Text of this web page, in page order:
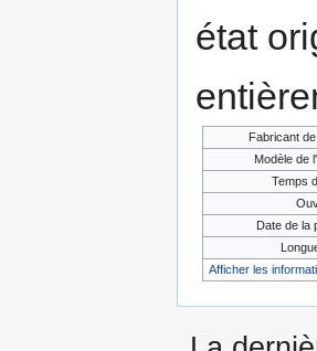
état
Fabricant
Modèle de
Temps
Date de la
Afficher les